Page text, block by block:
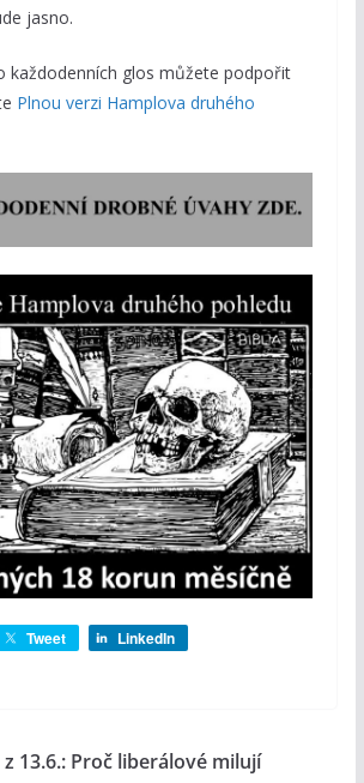
jasno.
každodenních glos můžete podpořit
Plnou verzi Hamplova druhého
Tweet LinkedIn
13.6.: Proč liberálové milují